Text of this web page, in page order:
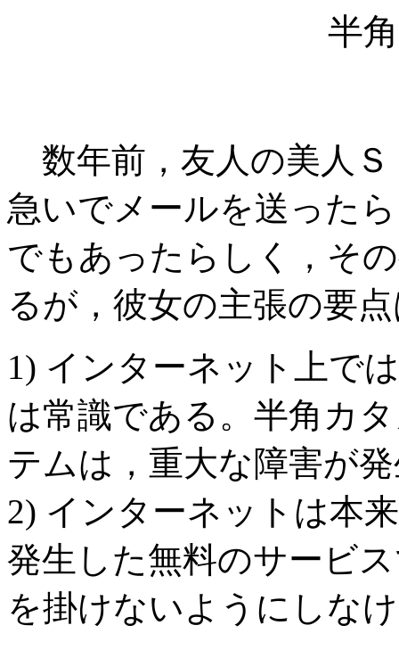
半
数年前，友人の美人
急いでメールを送った
でもあったらしく，そ
るが，彼女の主張の要
1) インターネット上で
は常識である。半角カ
テムは，重大な障害が
2) インターネットは本
発生した無料のサービ
を掛けないようにしな